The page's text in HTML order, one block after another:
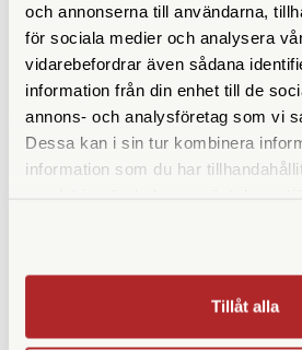
och annonserna till användarna,
för sociala medier och analysera
vidarebefordrar även sådana
information från din enhet till de
annons- och analysföretag som vi
Dessa kan i sin tur kombinera
information som du har
Tillåt alla
Fujifilm GFX100RF Svart